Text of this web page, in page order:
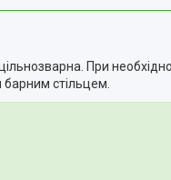
При
стільцем.